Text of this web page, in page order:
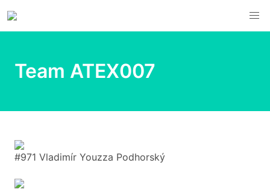
Team ATEX007
#971 Vladimír Youzza Podhorský